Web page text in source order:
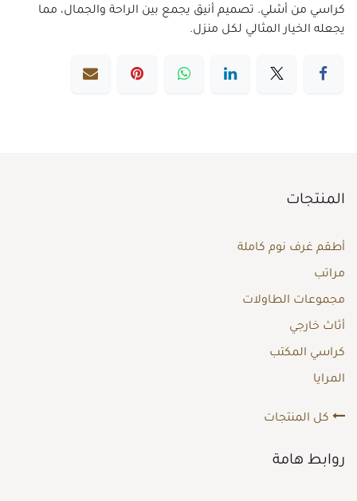
كراسي من أشلي. تصميم أنيق يجمع بين الراحة والجمال، مما
يجعله الخيار المثالي لكل منزل.
المنتجات
أطقم غرف نوم كاملة
مراتب
مجموعات الطاولات
أثاث خارجي
كراسي المكتب
المرايا
كل المنتجات
روابط هامة